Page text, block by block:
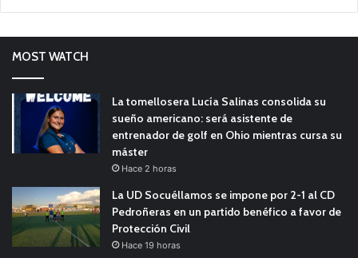
MOST WATCH
La tomellosera Lucía Salinas consolida su
sueño americano: será asistente de
entrenador de golf en Ohio mientras cursa su
máster
Hace 2 horas
La UD Socuéllamos se impone por 2-1 al CD
Pedroñeras en un partido benéfico a favor de
Protección Civil
Hace 19 horas